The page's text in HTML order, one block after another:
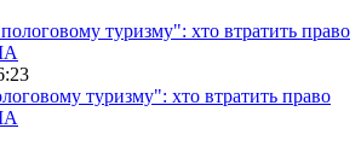
туризму": хто втратить право